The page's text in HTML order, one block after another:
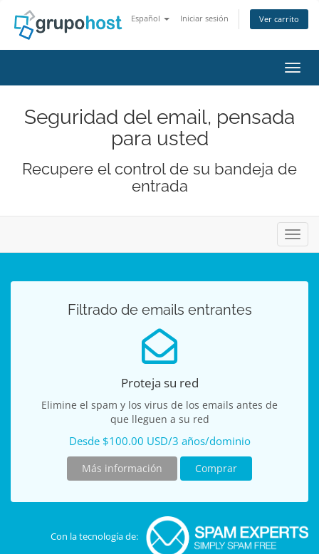
Español Iniciar sesión Ver carrito
Seguridad del email, pensada
para usted
Recupere el control de su bandeja de
entrada
Filtrado de emails entrantes
Proteja su red
Elimine el spam y los virus de los emails antes de
que lleguen a su red
Desde $100.00 USD/3 años/dominio
Más información Comprar
Con la tecnología de: